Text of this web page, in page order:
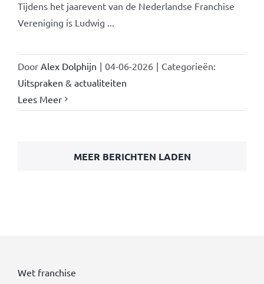
Tijdens het jaarevent van de Nederlandse Franchise
Vereniging is Ludwig ...
Door Alex Dolphijn | 04-06-2026 | Categorieën:
Uitspraken & actualiteiten
Lees Meer
MEER BERICHTEN LADEN
Wet franchise